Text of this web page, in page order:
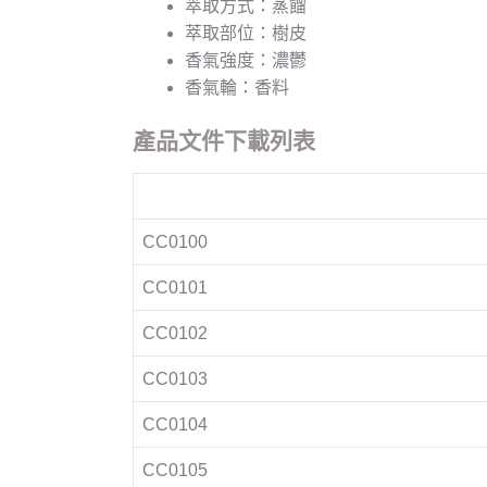
萃取方式：蒸餾
萃取部位：樹皮
香氣強度：濃鬱
香氣輪：香料
產品文件下載列表
CC0100
CC0101
CC0102
CC0103
CC0104
CC0105